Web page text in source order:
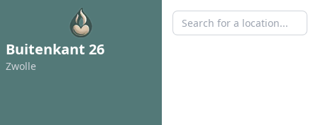
Buitenkant 26
Zwolle